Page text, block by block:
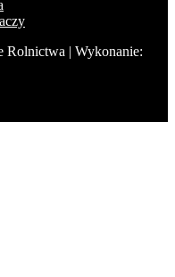
Rolnictwa | Wykonanie: